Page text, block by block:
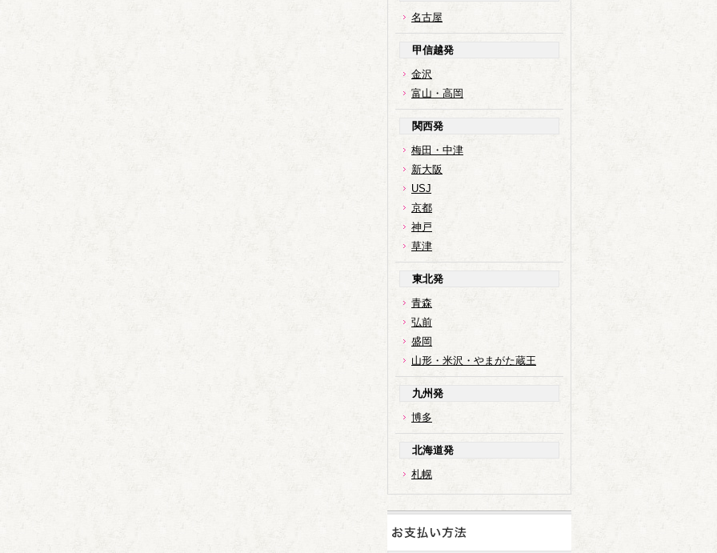
名古屋
甲信越発
金沢
富山・高岡
関西発
梅田・中津
新大阪
USJ
京都
神戸
草津
東北発
青森
弘前
盛岡
山形・米沢・やまがた蔵王
九州発
博多
北海道発
札幌